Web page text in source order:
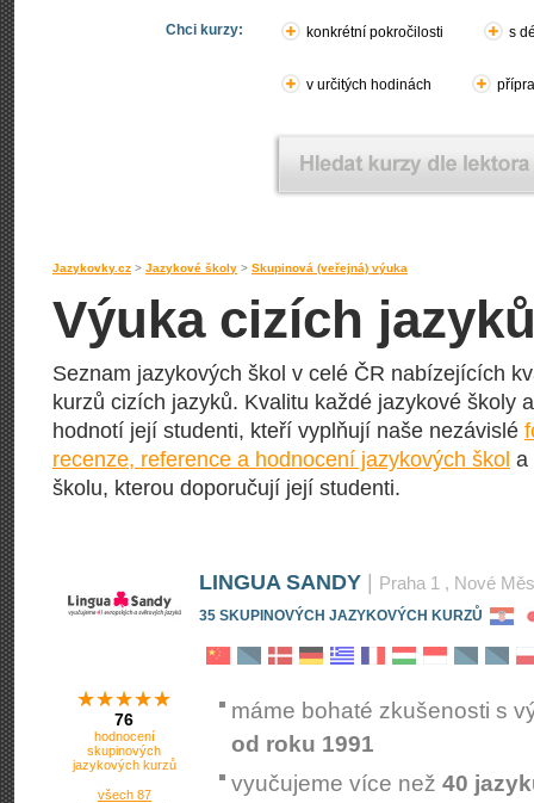
Chci kurzy: konkrétní pokročilosti s
v určitých hodinách
Jazykovky.cz > Jazykové školy > Skupinová (veřejná) výuka
Výuka cizích
Seznam jazykových škol v celé ČR nabízejících
kurzů cizích jazyků. Kvalitu každé jazykové školy
hodnotí její studenti, kteří vyplňují naše nezávislé
recenze, reference a hodnocení jazykových škol a
školu, kterou doporučují její studenti.
LINGUA SANDY Praha 1 , Nové
35 SKUPINOVÝCH JAZYKOVÝCH KURZŮ
be la mk
76
hodnocení
skupinových
jazykových kurzů
všech 87
máme bohaté zkušenosti s
od roku 1991
vyučujeme více než 40